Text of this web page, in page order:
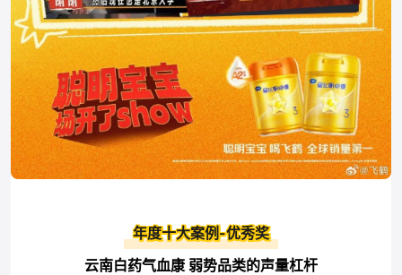
年度十大案例-优秀奖
云南白药气血康 弱势品类的声量杠杆